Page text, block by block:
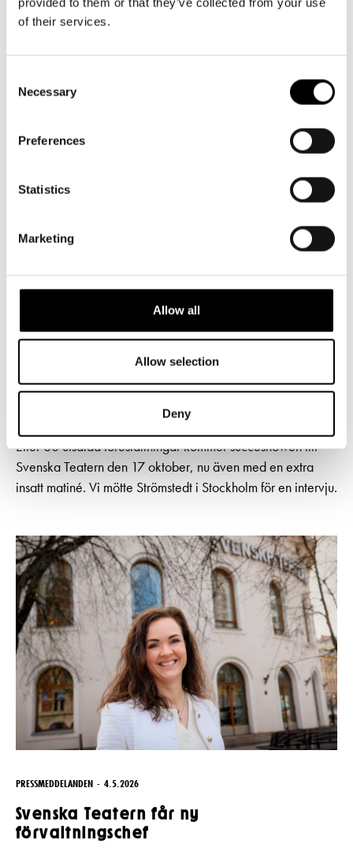
of their services.
Selection
Necessary
Preferences
Statistics
Marketing
Allow all
Allow selection
Deny
Niklas Strömstedt OM kärleken, Finland
och livet bakom låtarna inför
I den självbiografiska musikföreställningen Tyck OM mig
blickar Niklas Strömstedt tillbaka på ett långt liv i
rampljuset – med humor, melankoli och oväntad öppenhet.
Efter 80 utsålda föreställningar kommer succéshowen till
Svenska Teatern den 17 oktober, nu även med en extra
insatt matiné. Vi mötte Strömstedt i Stockholm för en intervju.
PRESSMEDDELANDEN 4.5.2026
Svenska Teatern får ny
förvaltningschef